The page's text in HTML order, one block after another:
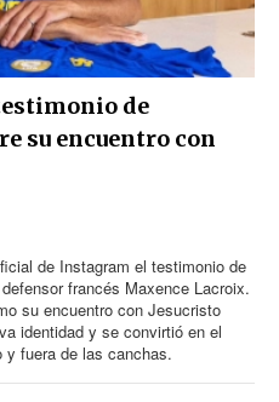
de
su encuentro con
de Instagram el testimonio de
francés Maxence Lacroix.
su encuentro con Jesucristo
identidad y se convirtió en el
y fuera de las canchas.